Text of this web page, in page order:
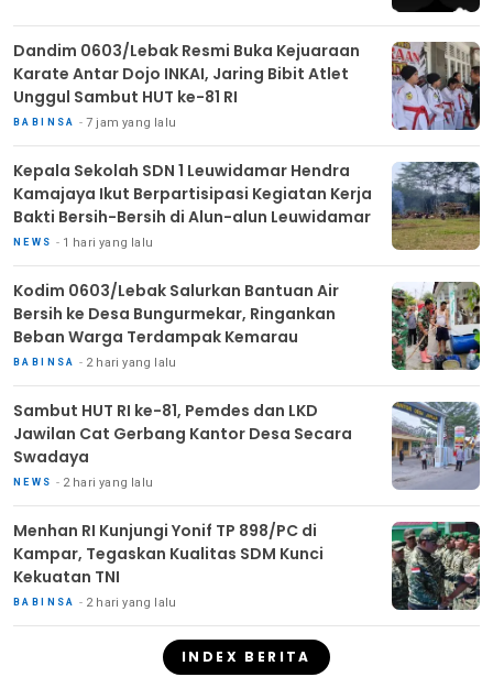
Dandim 0603/Lebak Resmi Buka Kejuaraan
Karate Antar Dojo INKAI, Jaring Bibit Atlet
Unggul Sambut HUT ke-81 RI
BABINSA 7 jam yang lalu
Kepala Sekolah SDN 1 Leuwidamar Hendra
Kamajaya Ikut Berpartisipasi Kegiatan Kerja
Bakti Bersih-Bersih di Alun-alun Leuwidamar
NEWS 1 hari yang lalu
Kodim 0603/Lebak Salurkan Bantuan Air
Bersih ke Desa Bungurmekar, Ringankan
Beban Warga Terdampak Kemarau
BABINSA 2 hari yang lalu
Sambut HUT RI ke-81, Pemdes dan LKD
Jawilan Cat Gerbang Kantor Desa Secara
Swadaya
NEWS 2 hari yang lalu
Menhan RI Kunjungi Yonif TP 898/PC di
Kampar, Tegaskan Kualitas SDM Kunci
Kekuatan TNI
BABINSA 2 hari yang lalu
INDEX BERITA